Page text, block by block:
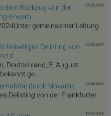
21.08.2024
dem Rückzug von der
Erwerb...
gemeinsamer Leitung
05.08.2024
freiwilliges Delisting von
d...
Deutschland, 5. August
ge...
05.08.2024
durch Novartis
Delisting von der Frankfurter
19.07.2024